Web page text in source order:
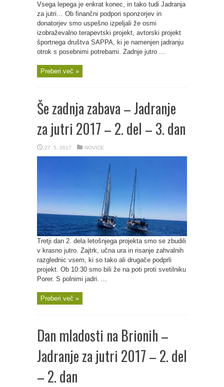
Vsega lepega je enkrat konec, in tako tudi Jadranja
za jutri… Ob finančni podpori sponzorjev in
donatorjev smo uspešno izpeljali že osmi
izobraževalno terapevtski projekt, avtorski projekt
športnega društva SAPPA, ki je namenjen jadranju
otrok s posebnimi potrebami. Zadnje jutro ...
Preberi več »
Še zadnja zabava – Jadranje
za jutri 2017 – 2. del – 3. dan
27. 5. 2017 NOVICE
Tretji dan 2. dela letošnjega projekta smo se zbudili
v krasno jutro. Zajtrk, učna ura in risanje zahvalnih
razglednic vsem, ki so tako ali drugače podprli
projekt. Ob 10:30 smo bili že na poti proti svetilniku
Porer. S polnimi jadri. ...
Preberi več »
Dan mladosti na Brionih –
Jadranje za jutri 2017 – 2. del
– 2. dan